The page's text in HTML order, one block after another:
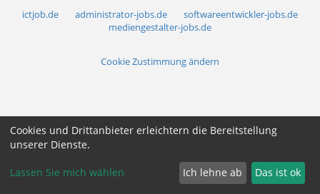
ictjob.de administrator-jobs.de
softwareentwickler-jobs.de
mediengestalter-jobs.de
Cookie Zustimmung ändern
Cookies und Drittanbieter erleichtern die Bereitstellung
unserer Dienste.
Lassen Sie mich wählen Ich lehne ab Das ist ok